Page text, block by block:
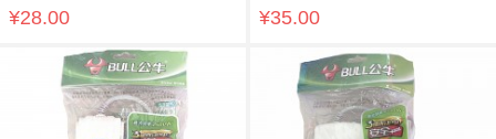
¥28.00 ¥35.00